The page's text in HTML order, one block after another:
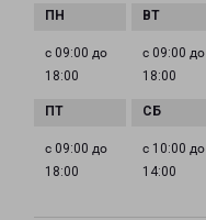
с 09:00 до
18:00
с 09:00 до
18:00
с 09:00 до
18:00
с 10:00 до
14:00